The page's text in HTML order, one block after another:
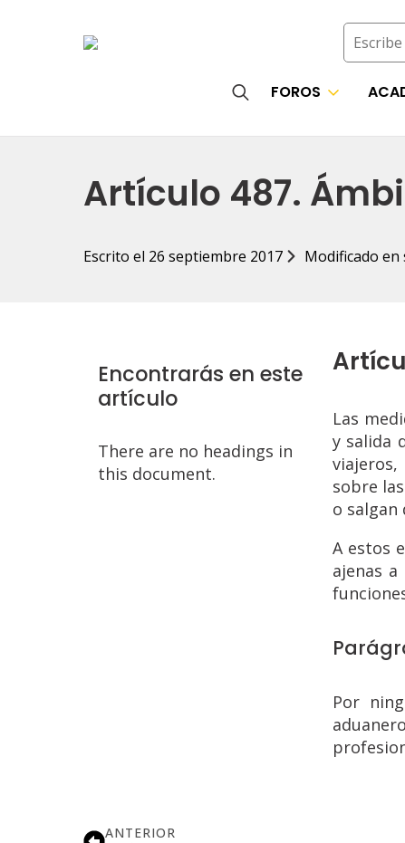
Buscar
for:
FOROS
Artículo 487.
Escrito el 26 septiembre 2017 Modificado en
Encontrarás en este
artículo
There are no headings in
this document.
Las
y salida
viajeros,
sobre
o
A estos
ajenas
Por
ANTERIOR